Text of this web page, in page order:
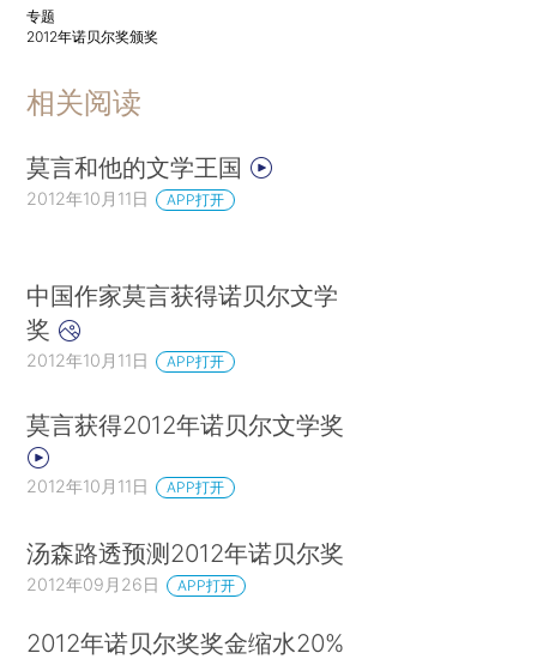
专题
2012年诺贝尔奖颁奖
相关阅读
莫言和他的文学王国
2012年10月11日 APP打开
中国作家莫言获得诺贝尔文学
奖
2012年10月11日 APP打开
莫言获得2012年诺贝尔文学奖
2012年10月11日 APP打开
汤森路透预测2012年诺贝尔奖
2012年09月26日 APP打开
2012年诺贝尔奖奖金缩水20%